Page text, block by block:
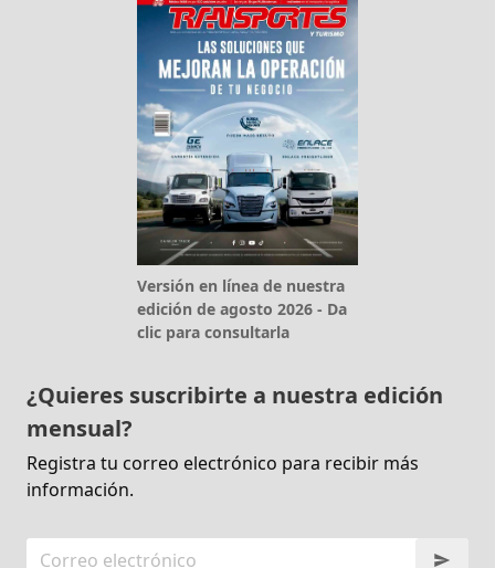
Versión en línea de nuestra
edición de agosto 2026 - Da
clic para consultarla
¿Quieres suscribirte a nuestra edición
mensual?
Registra tu correo electrónico para recibir más
información.